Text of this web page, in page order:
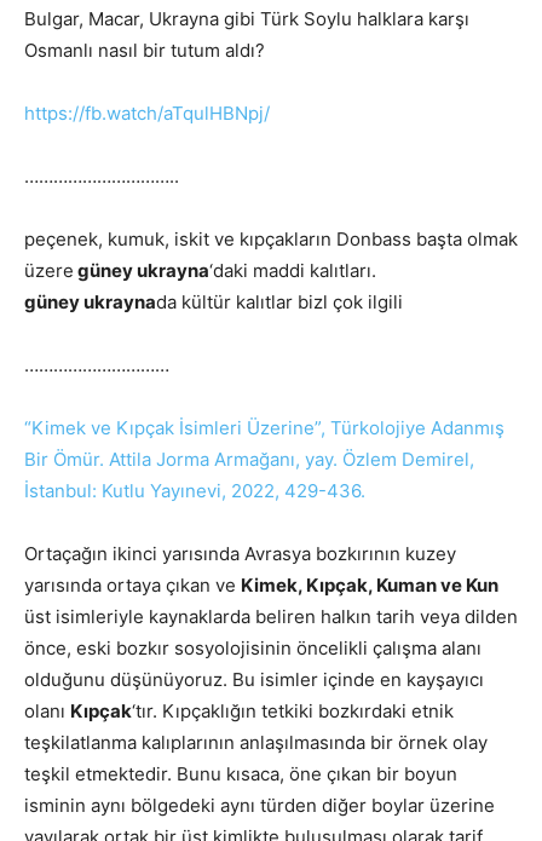
Bulgar, Macar, Ukrayna gibi Türk Soylu halklara karşı
Osmanlı nasıl bir tutum aldı?
https://fb.watch/aTqulHBNpj/
…………………………..
peçenek, kumuk, iskit ve kıpçakların Donbass başta olmak
üzere güney ukrayna‘daki maddi kalıtları.
güney ukraynada kültür kalıtlar bizl çok ilgili
…………………………
“Kimek ve Kıpçak İsimleri Üzerine”, Türkolojiye Adanmış
Bir Ömür. Attila Jorma Armağanı, yay. Özlem Demirel,
İstanbul: Kutlu Yayınevi, 2022, 429-436.
Ortaçağın ikinci yarısında Avrasya bozkırının kuzey
yarısında ortaya çıkan ve Kimek, Kıpçak, Kuman ve Kun
üst isimleriyle kaynaklarda beliren halkın tarih veya dilden
önce, eski bozkır sosyolojisinin öncelikli çalışma alanı
olduğunu düşünüyoruz. Bu isimler içinde en kayşayıcı
olanı Kıpçak‘tır. Kıpçaklığın tetkiki bozkırdaki etnik
teşkilatlanma kalıplarının anlaşılmasında bir örnek olay
teşkil etmektedir. Bunu kısaca, öne çıkan bir boyun
isminin aynı bölgedeki aynı türden diğer boylar üzerine